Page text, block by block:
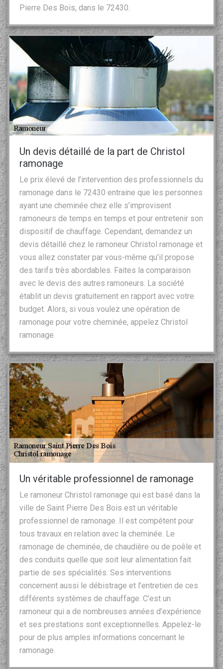
Pierre Des Bois, dans le 72430.
Un devis détaillé de la part de Christol
ramonage
Le prix élevé de l’intervention des professionnels du
ramonage dans le 72430 entraine que les personnes
ayant une cheminée chez elle s’improvisent
ramoneurs de temps en temps et pour entretenir son
dispositif de chauffage. Cependant, demandez un
devis détaillé chez le ramoneur Christol ramonage et
vous allez constater par vous-même qu’il propose
des tarifs très abordables. Faites la comparaison
avec le devis des autres ramoneurs. La société
établit un devis gratuitement en rapport avec votre
budget. Alors, si vous voulez une opération de
ramonage pour votre cheminée, appelez Christol
ramonage.
Un véritable professionnel de ramonage
Le ramoneur Christol ramonage qui est basé dans la
ville de Saint Pierre Des Bois est un véritable
professionnel de ramonage. Il est compétent pour
tous travaux en relation avec la cheminée. Le
ramonage de cheminée, de chaudière ou de poêle et
des conduits quelle que soit leur alimentation fait
partie de ses spécialités. Ses interventions
concernent aussi le débistrage et l’entretien de ces
différents systèmes de chauffage. C’est un
ramoneur qui a de nombreuses années d’expérience
et ses prestations sont exceptionnelles. Appelez-le
pour de plus amples informations concernant le
ramonage.